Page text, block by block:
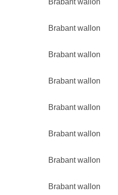
Brabant wallon
Brabant wallon
Brabant wallon
Brabant wallon
Brabant wallon
Brabant wallon
Brabant wallon
Brabant wallon